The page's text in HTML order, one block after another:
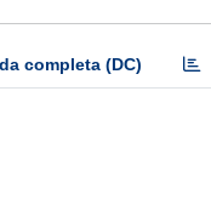
completa (DC)